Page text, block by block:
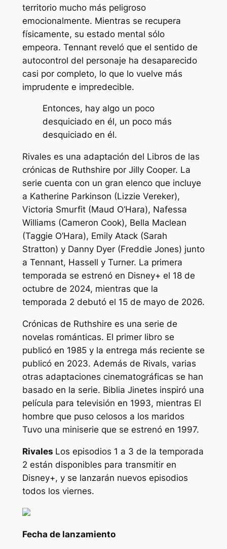
territorio mucho más peligroso
emocionalmente. Mientras se recupera
físicamente, su estado mental sólo
empeora. Tennant reveló que el sentido de
autocontrol del personaje ha desaparecido
casi por completo, lo que lo vuelve más
imprudente e impredecible.
Entonces, hay algo un poco
desquiciado en él, un poco más
desquiciado en él.
Rivales es una adaptación del Libros de las
crónicas de Ruthshire por Jilly Cooper. La
serie cuenta con un gran elenco que incluye
a Katherine Parkinson (Lizzie Vereker),
Victoria Smurfit (Maud O’Hara), Nafessa
Williams (Cameron Cook), Bella Maclean
(Taggie O’Hara), Emily Atack (Sarah
Stratton) y Danny Dyer (Freddie Jones) junto
a Tennant, Hassell y Turner. La primera
temporada se estrenó en Disney+ el 18 de
octubre de 2024, mientras que la
temporada 2 debutó el 15 de mayo de 2026.
Crónicas de Ruthshire es una serie de
novelas románticas. El primer libro se
publicó en 1985 y la entrega más reciente se
publicó en 2023. Además de Rivals, varias
otras adaptaciones cinematográficas se han
basado en la serie. Biblia Jinetes inspiró una
película para televisión en 1993, mientras El
hombre que puso celosos a los maridos
Tuvo una miniserie que se estrenó en 1997.
Rivales Los episodios 1 a 3 de la temporada
2 están disponibles para transmitir en
Disney+, y se lanzarán nuevos episodios
todos los viernes.
Fecha de lanzamiento